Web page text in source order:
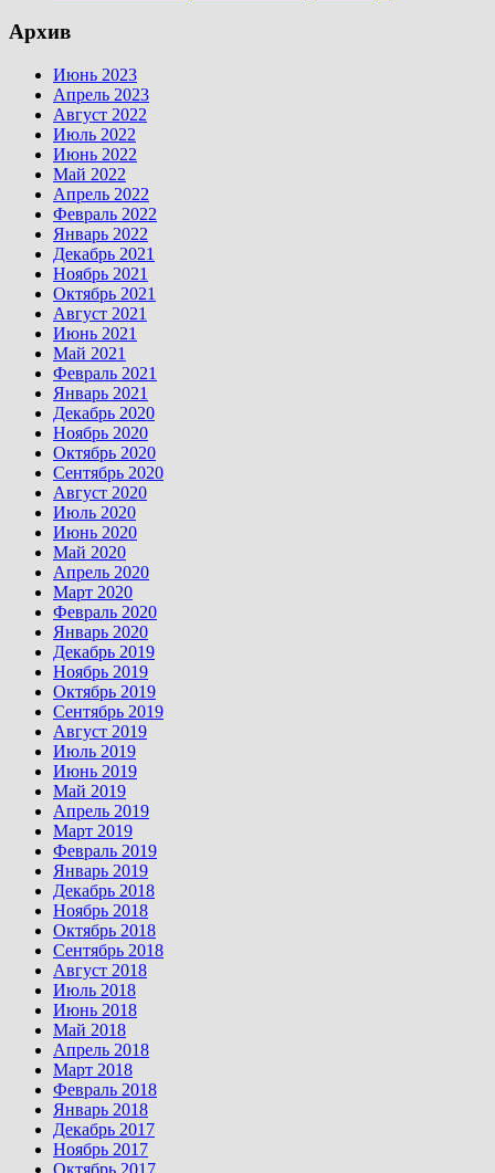
Архив
Июнь 2023
Апрель 2023
Август 2022
Июль 2022
Июнь 2022
Май 2022
Апрель 2022
Февраль 2022
Январь 2022
Декабрь 2021
Ноябрь 2021
Октябрь 2021
Август 2021
Июнь 2021
Май 2021
Февраль 2021
Январь 2021
Декабрь 2020
Ноябрь 2020
Октябрь 2020
Сентябрь 2020
Август 2020
Июль 2020
Июнь 2020
Май 2020
Апрель 2020
Март 2020
Февраль 2020
Январь 2020
Декабрь 2019
Ноябрь 2019
Октябрь 2019
Сентябрь 2019
Август 2019
Июль 2019
Июнь 2019
Май 2019
Апрель 2019
Март 2019
Февраль 2019
Январь 2019
Декабрь 2018
Ноябрь 2018
Октябрь 2018
Сентябрь 2018
Август 2018
Июль 2018
Июнь 2018
Май 2018
Апрель 2018
Март 2018
Февраль 2018
Январь 2018
Декабрь 2017
Ноябрь 2017
Октябрь 2017